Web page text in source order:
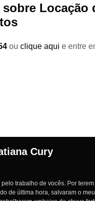
sobre
ouclique aqui e entre
Magri